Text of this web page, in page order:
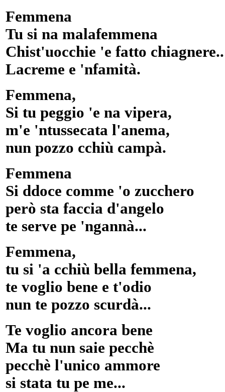
Femmena
Tu si na malafemmena
Chist'uocchie 'e fatto chiagnere..
Lacreme e 'nfamità.
Femmena,
Si tu peggio 'e na vipera,
m'e 'ntussecata l'anema,
nun pozzo cchiù campà.
Femmena
Si ddoce comme 'o zucchero
però sta faccia d'angelo
te serve pe 'ngannà...
Femmena,
tu si 'a cchiù bella femmena,
te voglio bene e t'odio
nun te pozzo scurdà...
Te voglio ancora bene
Ma tu nun saie pecchè
pecchè l'unico ammore
si stata tu pe me...